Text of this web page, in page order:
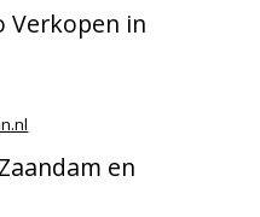
Verkopen in
en